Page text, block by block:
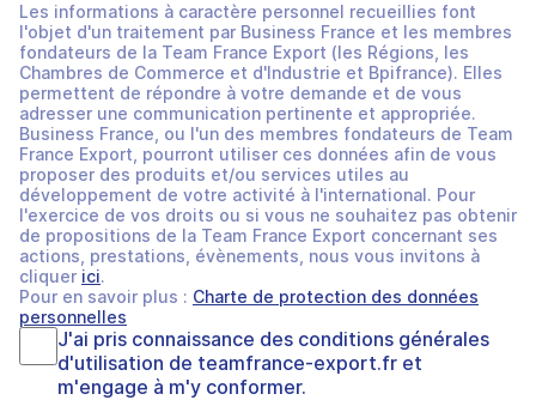
Les informations à caractère personnel recueillies font
l'objet d'un traitement par Business France et les membres
fondateurs de la Team France Export (les Régions, les
Chambres de Commerce et d'Industrie et Bpifrance). Elles
permettent de répondre à votre demande et de vous
adresser une communication pertinente et appropriée.
Business France, ou l'un des membres fondateurs de Team
France Export, pourront utiliser ces données afin de vous
proposer des produits et/ou services utiles au
développement de votre activité à l'international. Pour
l'exercice de vos droits ou si vous ne souhaitez pas obtenir
de propositions de la Team France Export concernant ses
actions, prestations, évènements, nous vous invitons à
cliquer ici.
Pour en savoir plus : Charte de protection des données
personnelles
J'ai pris connaissance des conditions générales
d'utilisation de teamfrance-export.fr et
m'engage à m'y conformer.